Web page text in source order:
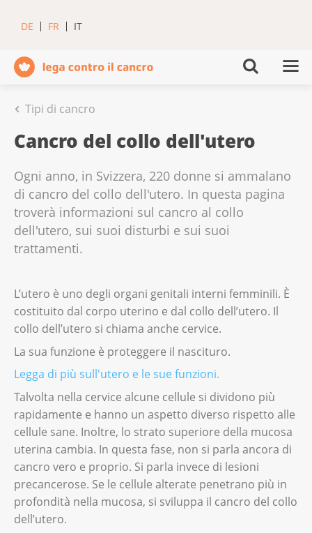
DE FR IT
Tipi di cancro
Cancro del collo dell'utero
Ogni anno, in Svizzera, 220 donne si ammalano
di cancro del collo dell'utero. In questa pagina
troverà informazioni sul cancro al collo
dell'utero, sui suoi disturbi e sui suoi
trattamenti.
L’utero è uno degli organi genitali interni femminili. È
costituito dal corpo uterino e dal collo dell’utero. Il
collo dell’utero si chiama anche cervice.
La sua funzione è proteggere il nascituro.
Legga di più sull'utero e le sue funzioni.
Talvolta nella cervice alcune cellule si dividono più
rapidamente e hanno un aspetto diverso rispetto alle
cellule sane. Inoltre, lo strato superiore della mucosa
uterina cambia. In questa fase, non si parla ancora di
cancro vero e proprio. Si parla invece di lesioni
precancerose. Se le cellule alterate penetrano più in
profondità nella mucosa, si sviluppa il cancro del collo
dell’utero.